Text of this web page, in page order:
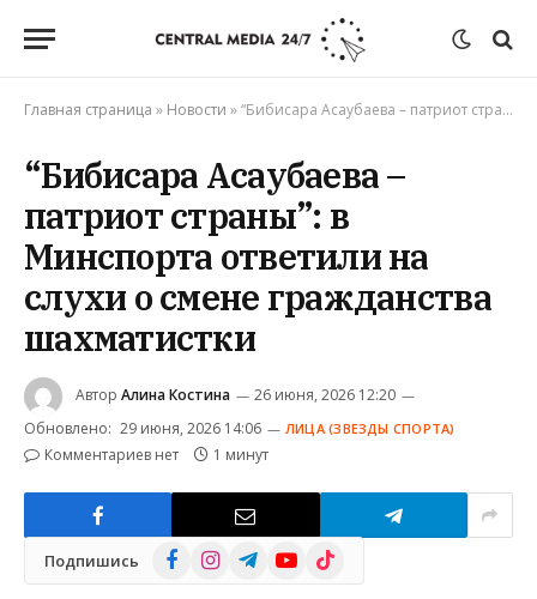
Главная страница » Новости »“Бибисара Асаубаева – патриот страны”: в Минспорта ответили на слухи о смене гражданства шахматистки
“Бибисара Асаубаева –
патриот страны”: в
Минспорта ответили на
слухи о смене гражданства
шахматистки
Автор Алина Костина
26 июня, 2026 12:20
Обновлено: 29 июня, 2026 14:06 ЛИЦА (ЗВЕЗДЫ СПОРТА)
Комментариев нет 1 минут
Подпишись FacebookInstagramTelegramYouTube
TikTok